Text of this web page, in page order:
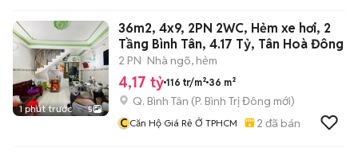
1 phút trước 5
36m2, 4x9, 2PN 2WC, Hẻm xe hơi, 2
Tầng Bình Tân, 4.17 Tỷ, Tân Hoà Đông
2 PN Nhà ngõ, hẻm
4,17 tỷ 116 tr/m² 36 m²
Q. Bình Tân (P. Bình Trị Đông mới)
CCăn Hộ Giá Rẻ Ở TPHCM 2 đã bán